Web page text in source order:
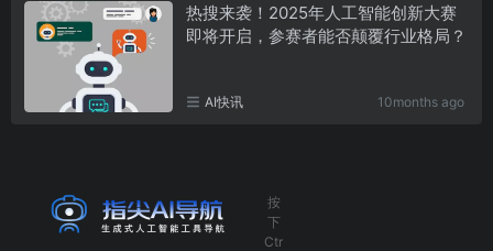
热搜来袭！2025年人工智能创新大赛
即将开启，参赛者能否颠覆行业格局？
AI快讯 10months ago
按
下
Ctr